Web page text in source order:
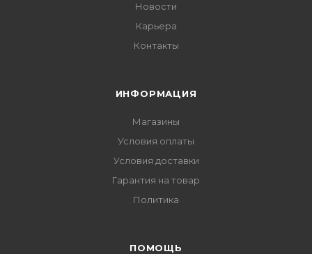
Новости
Карьера
Контакты
ИНФОРМАЦИЯ
Магазины
Условия оплаты
Условия доставки
Гарантия на товар
Политика
ПОМОЩЬ